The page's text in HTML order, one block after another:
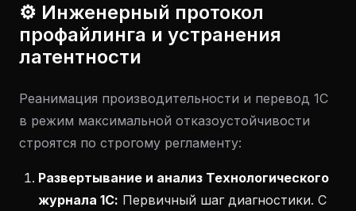
⚙️ Инженерный протокол
профайлинга и устранения
латентности
Реанимация производительности и перевод 1С
в режим максимальной отказоустойчивости
строятся по строгому регламенту:
Развертывание и анализ Технологического
журнала 1С: Первичный шаг диагностики. С